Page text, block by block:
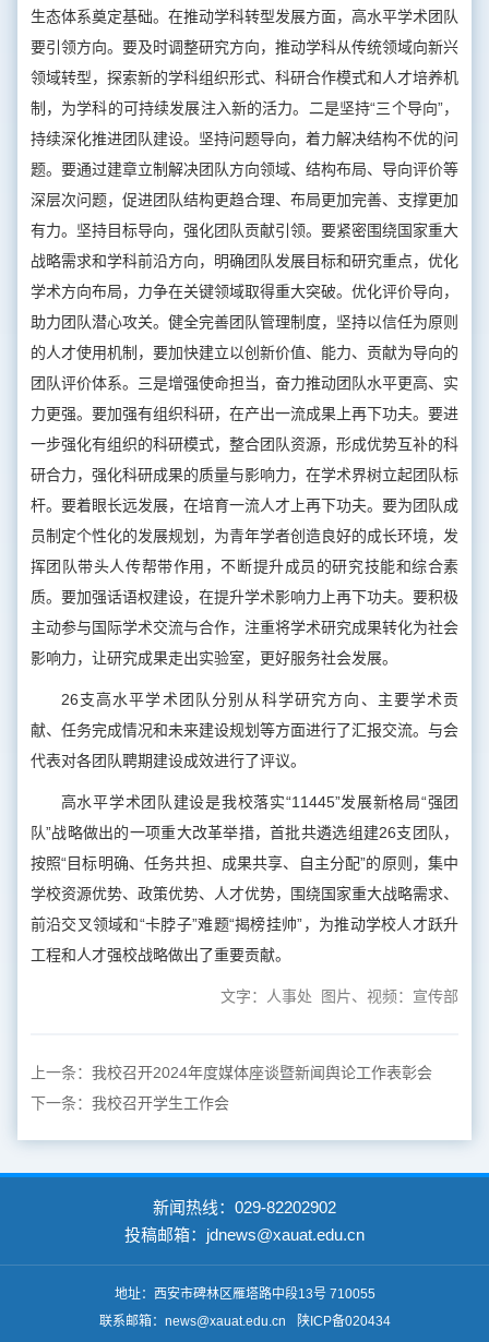
生态体系奠定基础。在推动学科转型发展方面，高水平学术团队
要引领方向。要及时调整研究方向，推动学科从传统领域向新兴
领域转型，探索新的学科组织形式、科研合作模式和人才培养机
制，为学科的可持续发展注入新的活力。二是坚持“三个导向”，
持续深化推进团队建设。坚持问题导向，着力解决结构不优的问
题。要通过建章立制解决团队方向领域、结构布局、导向评价等
深层次问题，促进团队结构更趋合理、布局更加完善、支撑更加
有力。坚持目标导向，强化团队贡献引领。要紧密围绕国家重大
战略需求和学科前沿方向，明确团队发展目标和研究重点，优化
学术方向布局，力争在关键领域取得重大突破。优化评价导向，
助力团队潜心攻关。健全完善团队管理制度，坚持以信任为原则
的人才使用机制，要加快建立以创新价值、能力、贡献为导向的
团队评价体系。三是增强使命担当，奋力推动团队水平更高、实
力更强。要加强有组织科研，在产出一流成果上再下功夫。要进
一步强化有组织的科研模式，整合团队资源，形成优势互补的科
研合力，强化科研成果的质量与影响力，在学术界树立起团队标
杆。要着眼长远发展，在培育一流人才上再下功夫。要为团队成
员制定个性化的发展规划，为青年学者创造良好的成长环境，发
挥团队带头人传帮带作用，不断提升成员的研究技能和综合素
质。要加强话语权建设，在提升学术影响力上再下功夫。要积极
主动参与国际学术交流与合作，注重将学术研究成果转化为社会
影响力，让研究成果走出实验室，更好服务社会发展。
26支高水平学术团队分别从科学研究方向、主要学术贡
献、任务完成情况和未来建设规划等方面进行了汇报交流。与会
代表对各团队聘期建设成效进行了评议。
高水平学术团队建设是我校落实“11445”发展新格局“强团
队”战略做出的一项重大改革举措，首批共遴选组建26支团队，
按照“目标明确、任务共担、成果共享、自主分配”的原则，集中
学校资源优势、政策优势、人才优势，围绕国家重大战略需求、
前沿交叉领域和“卡脖子”难题“揭榜挂帅”，为推动学校人才跃升
工程和人才强校战略做出了重要贡献。
文字：人事处 图片、视频：宣传部
上一条： 我校召开2024年度媒体座谈暨新闻舆论工作表彰会
下一条： 我校召开学生工作会
新闻热线：029-82202902
投稿邮箱：jdnews@xauat.edu.cn
地址：西安市碑林区雁塔路中段13号 710055
联系邮箱：news@xauat.edu.cn
陕ICP备020434